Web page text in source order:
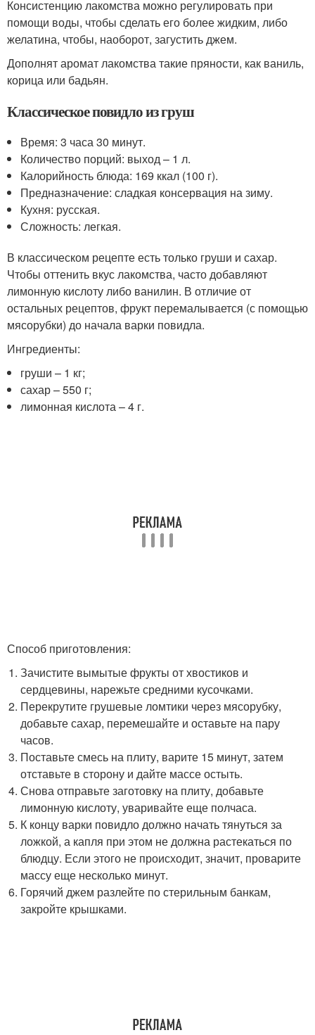
Консистенцию лакомства можно регулировать при
помощи воды, чтобы сделать его более жидким, либо
желатина, чтобы, наоборот, загустить джем.
Дополнят аромат лакомства такие пряности, как ваниль,
корица или бадьян.
Классическое повидло из груш
Время: 3 часа 30 минут.
Количество порций: выход – 1 л.
Калорийность блюда: 169 ккал (100 г).
Предназначение: сладкая консервация на зиму.
Кухня: русская.
Сложность: легкая.
В классическом рецепте есть только груши и сахар.
Чтобы оттенить вкус лакомства, часто добавляют
лимонную кислоту либо ванилин. В отличие от
остальных рецептов, фрукт перемалывается (с помощью
мясорубки) до начала варки повидла.
Ингредиенты:
груши – 1 кг;
сахар – 550 г;
лимонная кислота – 4 г.
Способ приготовления:
Зачистите вымытые фрукты от хвостиков и
сердцевины, нарежьте средними кусочками.
Перекрутите грушевые ломтики через мясорубку,
добавьте сахар, перемешайте и оставьте на пару
часов.
Поставьте смесь на плиту, варите 15 минут, затем
отставьте в сторону и дайте массе остыть.
Снова отправьте заготовку на плиту, добавьте
лимонную кислоту, уваривайте еще полчаса.
К концу варки повидло должно начать тянуться за
ложкой, а капля при этом не должна растекаться по
блюдцу. Если этого не происходит, значит, проварите
массу еще несколько минут.
Горячий джем разлейте по стерильным банкам,
закройте крышками.